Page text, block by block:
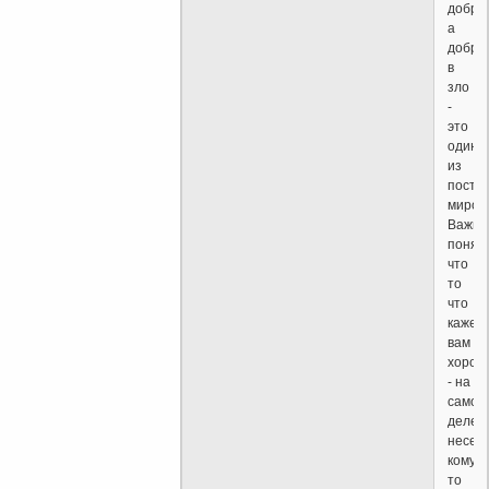
добро,
а
добро
в
зло
-
это
один
из
Важно
что
то
что
вам
- на
самом
деле
несет
кому-
то